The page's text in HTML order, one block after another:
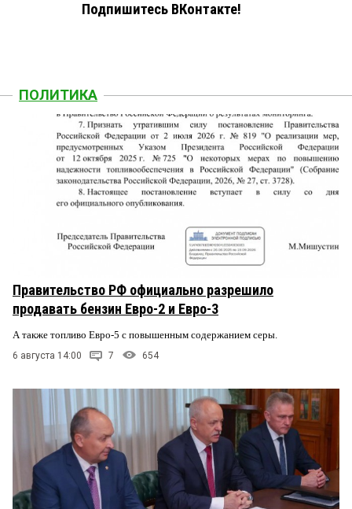
Подпишитесь ВКонтакте!
ПОЛИТИКА
Правительство РФ официально разрешило
продавать бензин Евро-2 и Евро-3
А также топливо Евро-5 с повышенным содержанием серы.
6 августа 14:00 7 654